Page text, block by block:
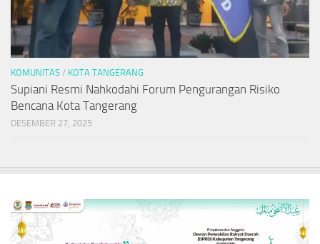
KOMUNITAS / KOTA TANGERANG
Supiani Resmi Nahkodahi Forum Pengurangan Risiko
Bencana Kota Tangerang
DESEMBER 27, 2025